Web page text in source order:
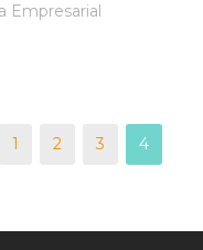
Empresarial
1 2 3 4